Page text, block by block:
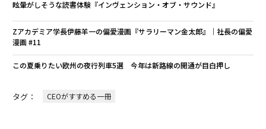
眩暈がしそうな読書体験『インヴェンション・オブ・サウンド』
Zアカデミア学長伊藤羊一の偏愛漫画『サラリーマン金太郎』｜社長の偏愛
漫画 #11
この夏乗りたい欧州の夜行列車5選 今年は新路線の開通が目白押し
タグ： CEOがすすめる一冊